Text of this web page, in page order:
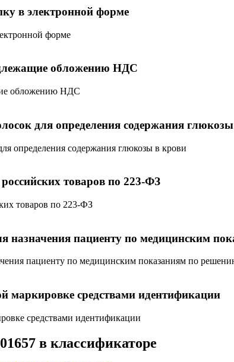
в электронной форме
форме
обложению НДС
обложению НДС
для определения содержания
определения содержания глюкозы в крови
товаров по 223-ФЗ
товаров по 223-ФЗ
назначения пациенту по медицинским
пациенту по медицинским показаниям по
маркировке средствами идентификации
средствами идентификации
в классификаторе